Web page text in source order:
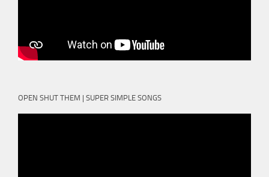
OPEN SHUT THEM | SUPER SIMPLE SONGS